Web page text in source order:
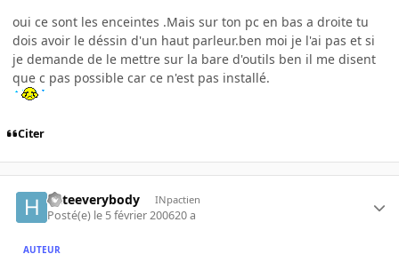
oui ce sont les enceintes .Mais sur ton pc en bas a droite tu
dois avoir le déssin d'un haut parleur.ben moi je l'ai pas et si
je demande de le mettre sur la bare d'outils ben il me disent
que c pas possible car ce n'est pas installé.
Citer
hateeverybody INpactien
Posté(e) le 5 février 200620 a
AUTEUR